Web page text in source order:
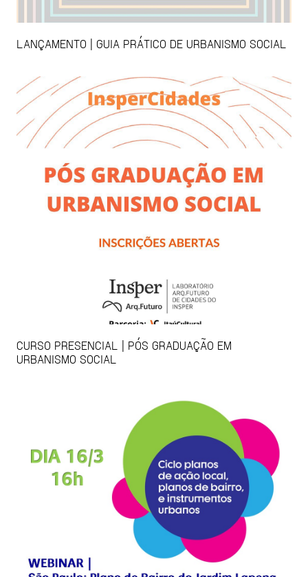
LANÇAMENTO | GUIA PRÁTICO DE URBANISMO SOCIAL
CURSO PRESENCIAL | PÓS GRADUAÇÃO EM
URBANISMO SOCIAL